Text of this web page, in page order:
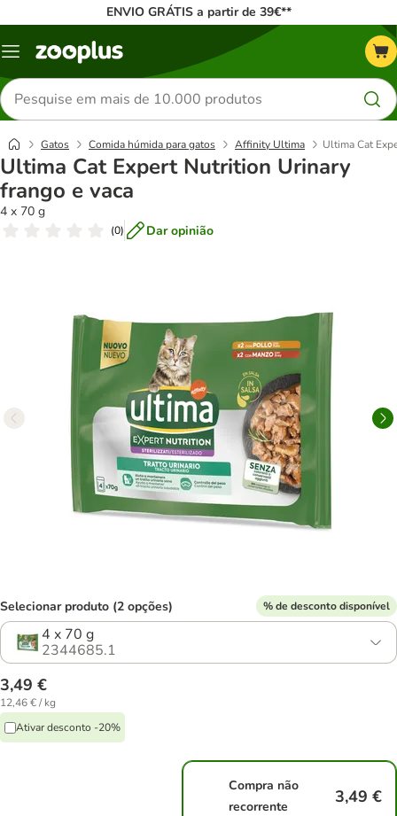
ENVIO GRÁTIS a partir de 39€**
Menu
Pesquisar
produtos
Gatos Comida húmida para gatos Affinity Ultima Ultima Cat
Ultima Cat Expert Nutrition Urinary
frango e vaca
4 x 70 g
(0) Dar opinião
Selecionar produto (2 opções) % de desconto disponível
4 x 70 g
2344685.1
3,49 €
12,46 € / kg
Ativar desconto -20%
Compra não
recorrente
3,49 €